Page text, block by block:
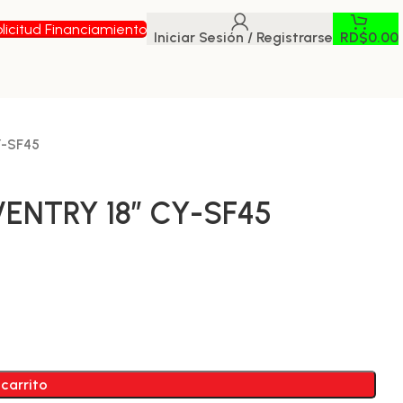
Financiamiento Iniciar Sesión / Registrarse RD$0.00
SF45
18″ CY-SF45